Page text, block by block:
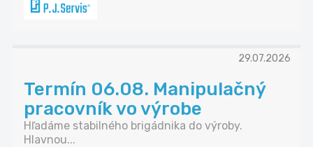
29.07.2026
Termín 06.08. Manipulačný
pracovník vo výrobe
Hľadáme stabilného brigádnika do výroby.
Hlavnou...